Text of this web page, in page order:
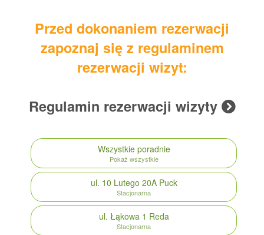
Przed dokonaniem rezerwacji
zapoznaj się z regulaminem
rezerwacji wizyt:
Regulamin rezerwacji wizyty
Wszystkie poradnie
Pokaż wszystkie
ul. 10 Lutego 20A Puck
Stacjonarna
ul. Łąkowa 1 Reda
Stacjonarna